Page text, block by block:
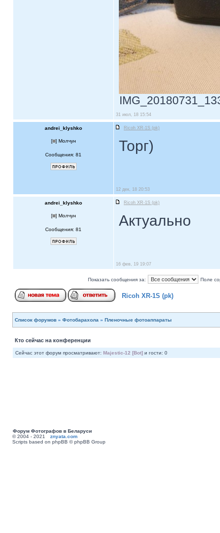
31 июл, 18 15:54
andrei_klyshko Ricoh XR-1S (pk)
[ ] Молчун
Сообщения: 81
Торг)
12 дек, 18 20:53
andrei_klyshko Ricoh XR-1S (pk)
[ ] Молчун
Сообщения: 81
Актуально
16 фев, 19 19:07
Показать сообщения за: Поле
Ricoh XR-1S (pk)
Список форумов » Фотобарахола » Пленочные фотоаппараты
Кто сейчас на конференции
Сейчас этот форум просматривают: Majestic-12 [Bot] и гости: 0
Форум Фотографов в Беларуси
© 2004 - 2021 znyata.com
Scripts based on phpBB © phpBB Group